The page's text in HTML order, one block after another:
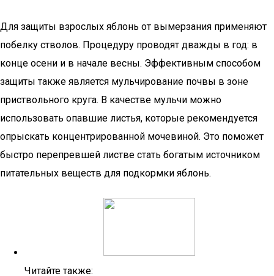
Для защиты взрослых яблонь от вымерзания применяют
побелку стволов. Процедуру проводят дважды в год: в
конце осени и в начале весны. Эффективным способом
защиты также является мульчирование почвы в зоне
приствольного круга. В качестве мульчи можно
использовать опавшие листья, которые рекомендуется
опрыскать концентрированной мочевиной. Это поможет
быстро перепревшей листве стать богатым источником
питательных веществ для подкормки яблонь.
Читайте также: